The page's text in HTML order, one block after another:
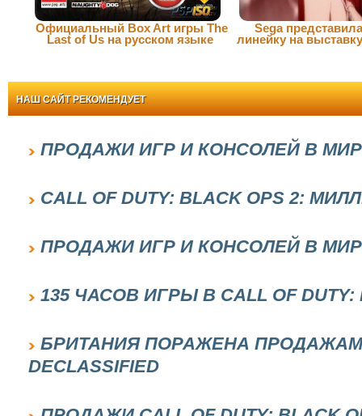
Официальный Box Art игры The
Last of Us на русском языке
Sega
линейку на
НАШ САЙТ РЕКОМЕНДУЕТ
ПРОДАЖИ ИГР И КОНСОЛЕЙ В
CALL OF DUTY: BLACK OPS 2:
ПРОДАЖИ ИГР И КОНСОЛЕЙ В
135 ЧАСОВ ИГРЫ В CALL OF DUTY:
БРИТАНИЯ ПОРАЖЕНА ПРОДАЖАМИ
DECLASSIFIED